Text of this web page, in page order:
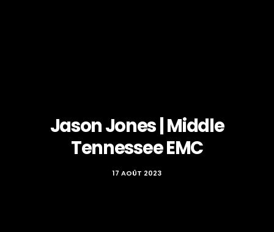
Jason Jones | Middle
Tennessee EMC
17 AOÛT 2023